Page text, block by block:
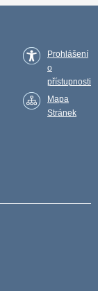
Prohlášení
o
přístupnosti
Mapa
Stránek